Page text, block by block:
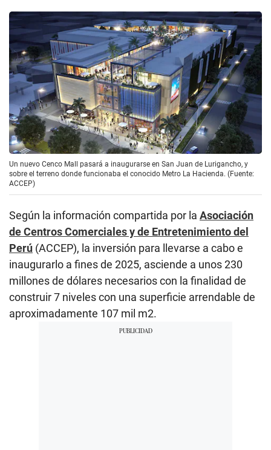
Un nuevo Cenco Mall pasará a inaugurarse en San Juan de Lurigancho, y
sobre el terreno donde funcionaba el conocido Metro La Hacienda. (Fuente:
ACCEP)
Según la información compartida por la Asociación
de Centros Comerciales y de Entretenimiento del
Perú (ACCEP), la inversión para llevarse a cabo e
inaugurarlo a fines de 2025, asciende a unos 230
millones de dólares necesarios con la finalidad de
construir 7 niveles con una superficie arrendable de
aproximadamente 107 mil m2.